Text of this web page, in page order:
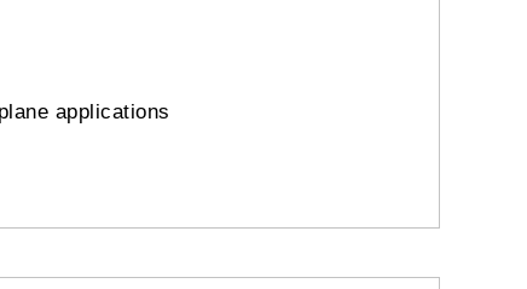
applications